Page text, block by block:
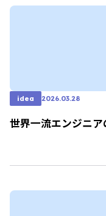
idea 2026.03.28
世界一流エンジニ